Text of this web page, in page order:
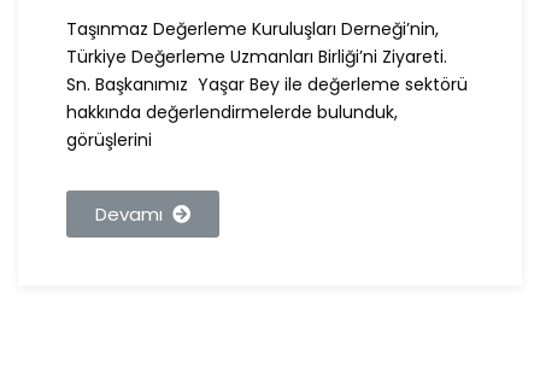
Taşınmaz Değerleme Kuruluşları Derneği’nin,
Türkiye Değerleme Uzmanları Birliği’ni Ziyareti.
Sn. Başkanımız Yaşar Bey ile değerleme sektörü
hakkında değerlendirmelerde bulunduk,
görüşlerini
Devamı